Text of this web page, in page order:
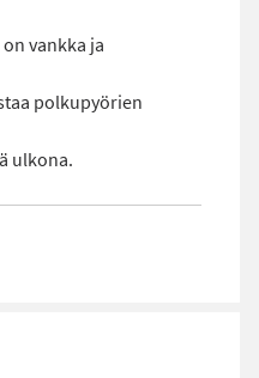
vankka ja
polkupyörien
ulkona.